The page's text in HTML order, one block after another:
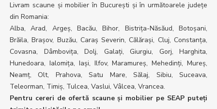
Livram scaune și mobilier în București și în următoarele județe
din Romania:
Alba, Arad, Argeș, Bacău, Bihor, Bistrița-Năsăud, Botoșani,
Brăila, Brașov, Buzău, Caraș Severin, Călărași, Cluj, Constanța,
Covasna, Dâmbovița, Dolj, Galați, Giurgiu, Gorj, Harghita,
Hunedoara, Ialomița, Iași, Ilfov, Maramureș, Mehedinți, Mureș,
Neamț, Olt, Prahova, Satu Mare, Sălaj, Sibiu, Suceava,
Teleorman, Timiș, Tulcea, Vaslui, Vâlcea, Vrancea.
Pentru cereri de ofertă scaune și mobilier pe SEAP puteți